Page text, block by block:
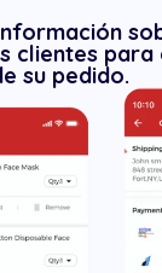
clientes
su pedido.